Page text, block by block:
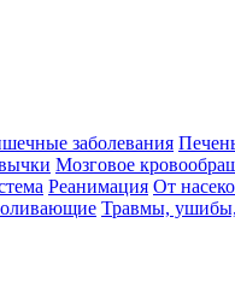
заболевания
Мозговое
Реанимация От
Травмы,